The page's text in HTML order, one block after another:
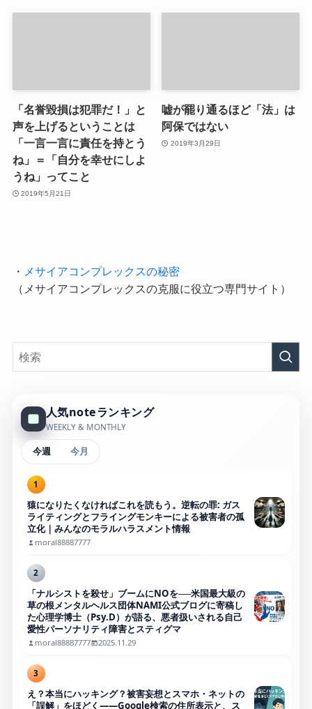
「名誉毀損は犯罪だ！」と
声を上げるということは
「一言一言に責任を持とう
ね」＝「自分を幸せにしよ
うね」ってこと
2019年5月21日
嘘が罷り通るほど「法」は
阿保ではない
2019年3月29日
・
メサイアコンプレックスの秘密
（メサイアコンプレックスの克服に役立つ専門サイト）
人気noteランキング
WEEKLY & MONTHLY
今週 今月
1
猿になりたくなければこれを読もう。逆転の罪: ガス
ライティングとフライングモンキーによる被害者の孤
立化｜みんなのモラルハラスメント情報
moral88887777
2
「ナルシストを殺せ」ブームにNOを──米国最大級の
草の根メンタルヘルス団体NAMI公式ブログに寄稿し
た心理学博士（Psy.D）が語る、悪者扱いされる自己
愛性パーソナリティ障害とスティグマ
moral88887777 2025.11.29
3
え？本当にハッキング？被害妄想とスマホ・ネットの
「誤解」をほどく――Google検索の住所表示と、ス